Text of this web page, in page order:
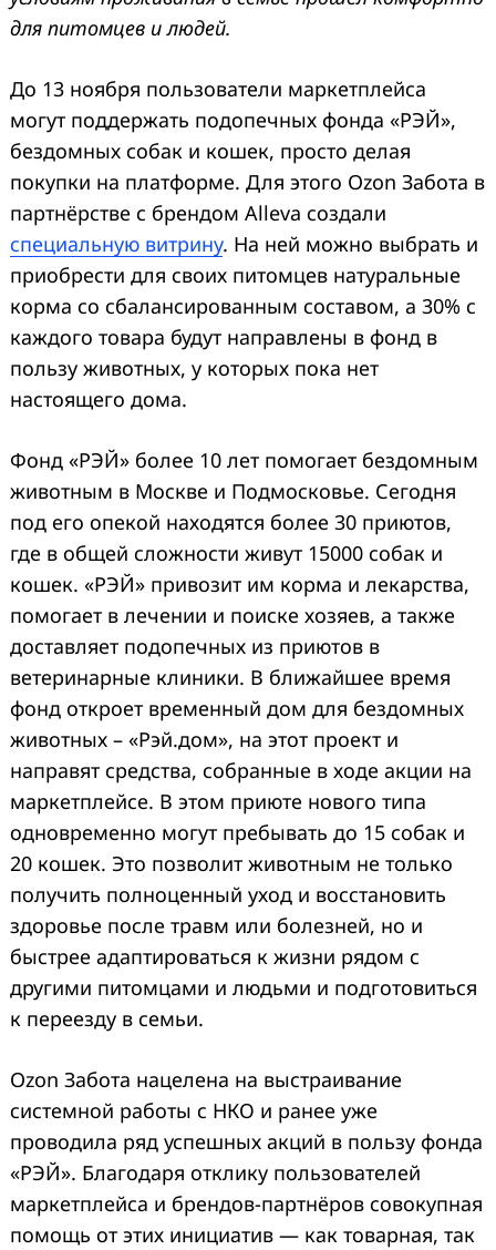
для питомцев и людей.
До 13 ноября пользователи маркетплейса
могут поддержать подопечных фонда «РЭЙ»,
бездомных собак и кошек, просто делая
покупки на платформе. Для этого Ozon Забота в
партнёрстве с брендом Alleva создали
специальную витрину. На ней можно выбрать и
приобрести для своих питомцев натуральные
корма со сбалансированным составом, а 30% с
каждого товара будут направлены в фонд в
пользу животных, у которых пока нет
настоящего дома.
Фонд «РЭЙ» более 10 лет помогает бездомным
животным в Москве и Подмосковье. Сегодня
под его опекой находятся более 30 приютов,
где в общей сложности живут 15000 собак и
кошек. «РЭЙ» привозит им корма и лекарства,
помогает в лечении и поиске хозяев, а также
доставляет подопечных из приютов в
ветеринарные клиники. В ближайшее время
фонд откроет временный дом для бездомных
животных – «Рэй.дом», на этот проект и
направят средства, собранные в ходе акции на
маркетплейсе. В этом приюте нового типа
одновременно могут пребывать до 15 собак и
20 кошек. Это позволит животным не только
получить полноценный уход и восстановить
здоровье после травм или болезней, но и
быстрее адаптироваться к жизни рядом с
другими питомцами и людьми и подготовиться
к переезду в семьи.
Ozon Забота нацелена на выстраивание
системной работы с НКО и ранее уже
проводила ряд успешных акций в пользу фонда
«РЭЙ». Благодаря отклику пользователей
маркетплейса и брендов-партнёров совокупная
помощь от этих инициатив — как товарная, так